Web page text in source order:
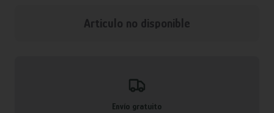
Articulo no disponible
Envío gratuito